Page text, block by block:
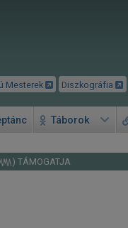
Mesterek Diszkográfia
Táborok
) TÁMOGATJA